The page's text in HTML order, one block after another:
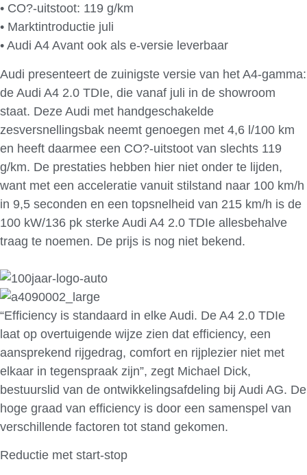
• CO?-uitstoot: 119 g/km
• Marktintroductie juli
• Audi A4 Avant ook als e-versie leverbaar
Audi presenteert de zuinigste versie van het A4-gamma:
de Audi A4 2.0 TDIe, die vanaf juli in de showroom
staat. Deze Audi met handgeschakelde
zesversnellingsbak neemt genoegen met 4,6 l/100 km
en heeft daarmee een CO?-uitstoot van slechts 119
g/km. De prestaties hebben hier niet onder te lijden,
want met een acceleratie vanuit stilstand naar 100 km/h
in 9,5 seconden en een topsnelheid van 215 km/h is de
100 kW/136 pk sterke Audi A4 2.0 TDIe allesbehalve
traag te noemen. De prijs is nog niet bekend.
“Efficiency is standaard in elke Audi. De A4 2.0 TDIe
laat op overtuigende wijze zien dat efficiency, een
aansprekend rijgedrag, comfort en rijplezier niet met
elkaar in tegenspraak zijn”, zegt Michael Dick,
bestuurslid van de ontwikkelingsafdeling bij Audi AG. De
hoge graad van efficiency is door een samenspel van
verschillende factoren tot stand gekomen.
Reductie met start-stop